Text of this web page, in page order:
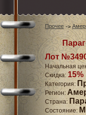
Прочее
Лот
Начальная
Скидка: 15%
Категория:
Регион:
Страна:
Состояние: